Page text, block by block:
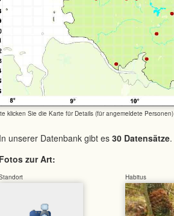
klicken Sie die Karte für Details (für angemeldete Personen)
unserer Datenbank gibt es 30 Datensätze.
zur Art:
Habitus